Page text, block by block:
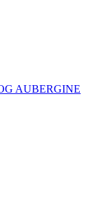
AUBERGINE